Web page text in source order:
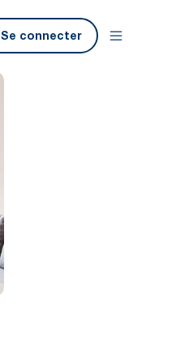
Se connecter